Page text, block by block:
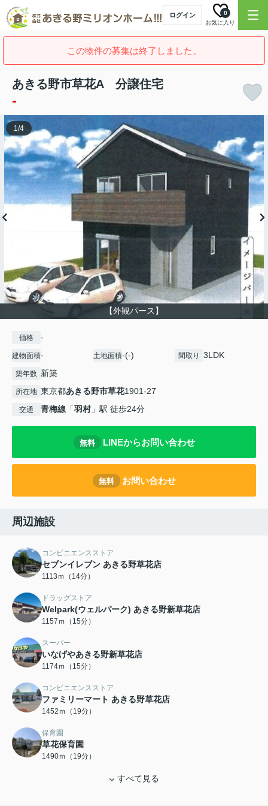
ログイン
お気に入り
0
この物件の募集は終了しました。
あきる野市草花A 分譲住宅
-
【外観パース】
1/4
価格 -
建物面積- 土地面積-(-) 間取り 3LDK
築年数 新築
所在地 東京都あきる野市草花1901-27
交通 青梅線 「羽村」駅 徒歩24分
無料 LINEからお問い合わせ
無料 お問い合わせ
周辺施設
コンビニエンスストア
セブンイレブン あきる野草花店
1113ｍ（14分）
ドラッグストア
Welpark(ウェルパーク) あきる野新草花店
1157ｍ（15分）
スーパー
いなげやあきる野新草花店
1174ｍ（15分）
コンビニエンスストア
ファミリーマート あきる野草花店
1452ｍ（19分）
保育園
草花保育園
1490ｍ（19分）
すべて見る